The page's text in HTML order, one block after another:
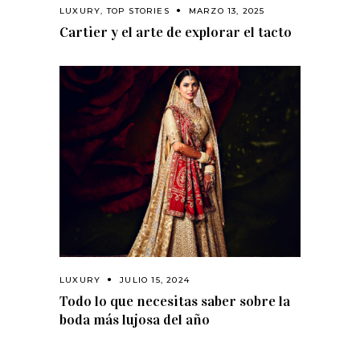
LUXURY,TOP STORIES MARZO 13, 2025
Cartier y el arte de explorar el tacto
LUXURY JULIO 15, 2024
Todo lo que necesitas saber sobre la
boda más lujosa del año